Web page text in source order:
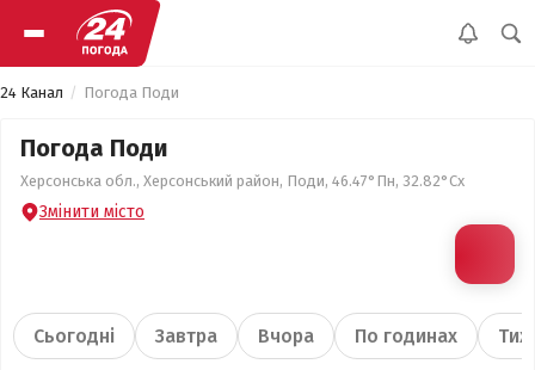
24 Канал Погода Поди
Погода Поди
Херсонська обл., Херсонський район, Поди, 46.47°Пн, 32.82°Сх
Змінити місто
Сьогодні Завтра Вчора По годинах